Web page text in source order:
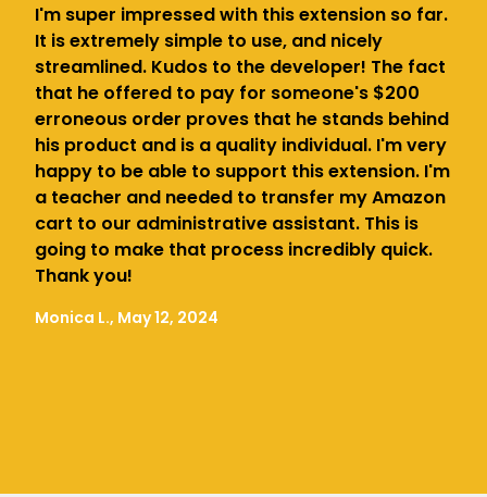
I'm super impressed with this extension so far.
It is extremely simple to use, and nicely
streamlined. Kudos to the developer! The fact
that he offered to pay for someone's $200
erroneous order proves that he stands behind
his product and is a quality individual. I'm very
happy to be able to support this extension. I'm
a teacher and needed to transfer my Amazon
cart to our administrative assistant. This is
going to make that process incredibly quick.
Thank you!
Monica L., May 12, 2024